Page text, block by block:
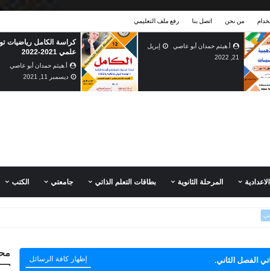
من نحن اتصل بنا رفع ملف التعليمي
كراسة الكامل رياضيات توجيهي
علمي 2021-2022
بطاقات التعلم الذاتي
الاول الاسبوع الثاني
أ.هيثم حمدان أبو عاصي
سبتمبر 01, 2021
المرحلة الثانوية بطاقات التعلم الذاتي جامعتي الكتب
الفصل الثاني. إظهار كافة الرسائل